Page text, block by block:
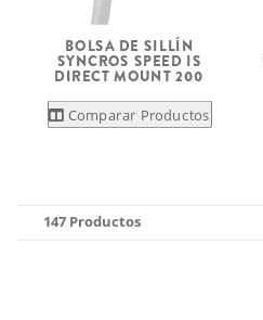
BOLSA DE SILLÍN
SYNCROS SPEED IS
DIRECT MOUNT 200
Comparar Productos
147 Productos